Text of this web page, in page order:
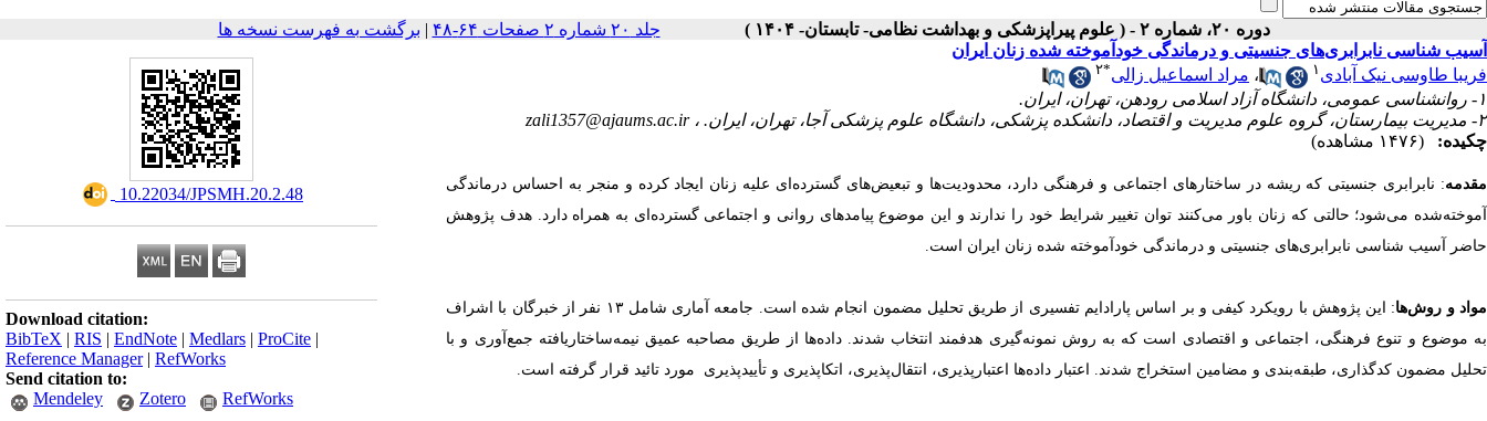
دوره ۲۰، شماره ۲ - ( علوم پیراپزشکی و بهداشت نظامی- تابستان- ۱۴۰۴ ) جلد ۲۰ شماره ۲ صفحات ۶۴-۴۸ | برگشت به فهرست نسخه ها
‎ 10.22034/JPSMH.20.2.48
Download citation:
BibTeX | RIS | EndNote | Medlars | ProCite |
Reference Manager| RefWorks
Send citation to:
Mendeley
Zotero RefWorks
آسیب شناسی نابرابری‌های جنسیتی و درماندگی خودآموخته شده زنان ایران
فریبا طاوسی نیک آبادی ۱ ، مراد اسماعیل زالی*۲
۱- روانشناسی عمومی، دانشگاه آزاد اسلامی رودهن، تهران، ایران.
۲- مدیریت بیمارستان، گروه علوم مدیریت و اقتصاد، دانشکده پزشکی، دانشگاه علوم پزشکی آجا، تهران، ایران. ،
zali1357@ajaums.ac.ir
چکیده:
(۱۴۷۶ مشاهده)
مقدمه: نابرابری جنسیتی که ریشه در ساختارهای اجتماعی و فرهنگی دارد، محدودیت‌ها و تبعیض‌های گسترده‌ای علیه زنان ایجاد کرده و منجر به احساس درماندگی
آموخته‌شده می‌شود؛ حالتی که زنان باور می‌کنند توان تغییر شرایط خود را ندارند و این موضوع پیامدهای روانی و اجتماعی گسترده‌ای به همراه دارد. هدف پژوهش
حاضر آسیب شناسی نابرابری‌های جنسیتی و درماندگی خودآموخته شده زنان ایران است.
مواد و روش‌ها: این پژوهش با رویکرد کیفی و بر اساس پارادایم تفسیری از طریق تحلیل مضمون انجام شده است. جامعه آماری شامل۱۳ نفر از خبرگان با اشراف
به موضوع و تنوع فرهنگی، اجتماعی و اقتصادی است که به روش نمونه‌گیری هدفمند انتخاب شدند. داده‌ها از طریق مصاحبه عمیق نیمه‌ساختاریافته جمع‌آوری و با
تحلیل مضمون کدگذاری، طبقه‌بندی و مضامین استخراج شدند. اعتبار داده‌ها اعتبارپذیری، انتقال‌پذیری، اتکاپذیری و تأییدپذیری مورد تائید قرار گرفته است.